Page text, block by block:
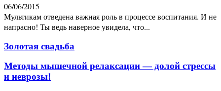
06/06/2015
Мультикам отведена важная роль в процессе воспитания. И не
напрасно! Ты ведь наверное увидела, что...
Золотая свадьба
Методы мышечной релаксации — долой стрессы
и неврозы!